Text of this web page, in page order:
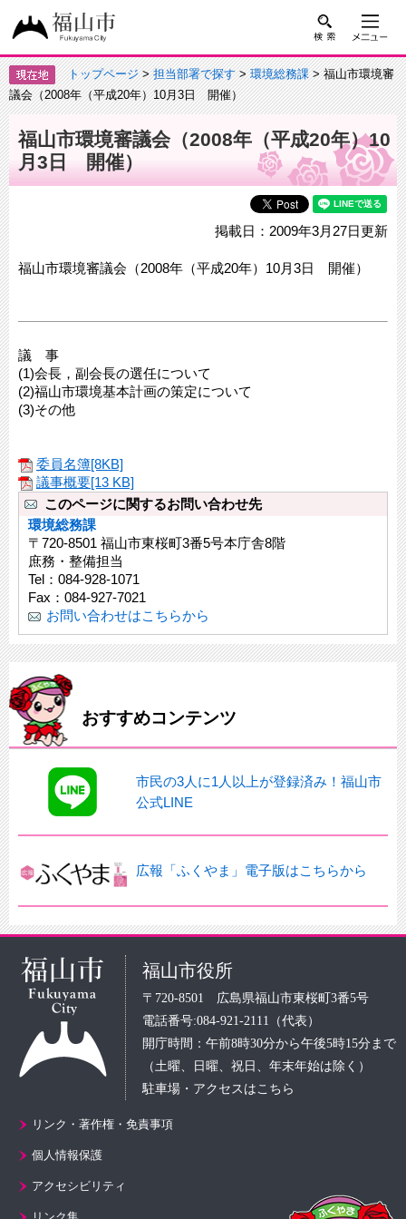
トップページ>担当部署で探す>環境総務課> 福山市環境審
議会（2008年（平成20年）10月3日 開催）
福山市環境審議会（2008年（平成20年）10
月3日 開催）
掲載日：2009年3月27日更新
福山市環境審議会（2008年（平成20年）10月3日 開催）
議 事
(1)会長，副会長の選任について
(2)福山市環境基本計画の策定について
(3)その他
委員名簿[8KB]
議事概要[13 KB]
このページに関するお問い合わせ先
環境総務課
〒720-8501 福山市東桜町3番5号本庁舎8階
庶務・整備担当
Tel：084-928-1071
Fax：084-927-7021
お問い合わせはこちらから
おすすめコンテンツ
市民の3人に1人以上が登録済み！福山市
公式LINE
広報「ふくやま」電子版はこちらから
福山市役所
〒720-8501 広島県福山市東桜町3番5号
電話番号:084-921-2111（代表）
開庁時間：午前8時30分から午後5時15分まで
（土曜、日曜、祝日、年末年始は除く）
駐車場・アクセスはこちら
リンク・著作権・免責事項
個人情報保護
アクセシビリティ